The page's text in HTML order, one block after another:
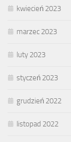
kwiecień 2023
marzec 2023
luty 2023
styczeń 2023
grudzień 2022
listopad 2022